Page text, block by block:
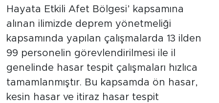
Hayata Etkili Afet Bölgesi’ kapsamına
alınan ilimizde deprem yönetmeliği
kapsamında yapılan çalışmalarda 13 ilden
99 personelin görevlendirilmesi ile il
genelinde hasar tespit çalışmaları hızlıca
tamamlanmıştır. Bu kapsamda ön hasar,
kesin hasar ve itiraz hasar tespit